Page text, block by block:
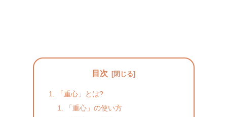
目次
「重心」とは?
「重心」の使い方